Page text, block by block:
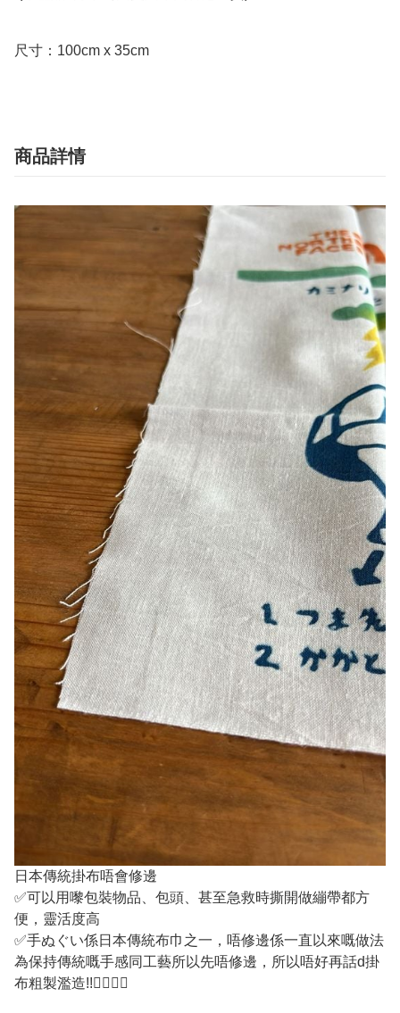
尺寸：100cm x 35cm
商品詳情
日本傳統掛布唔會修邊
✅可以用嚟包裝物品、包頭、甚至急救時撕開做繃帶都方
便，靈活度高
✅手ぬぐい係日本傳統布巾之一，唔修邊係一直以來嘅做法
為保持傳統嘅手感同工藝所以先唔修邊，所以唔好再話d掛
布粗製濫造!!✌🏽👍🏼